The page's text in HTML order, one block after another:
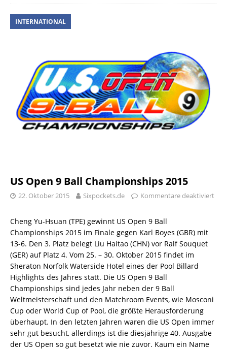
INTERNATIONAL
US Open 9 Ball Championships 2015
22. Oktober 2015 Sixpockets.de Kommentare deaktiviert
Cheng Yu-Hsuan (TPE) gewinnt US Open 9 Ball
Championships 2015 im Finale gegen Karl Boyes (GBR) mit
13-6. Den 3. Platz belegt Liu Haitao (CHN) vor Ralf Souquet
(GER) auf Platz 4. Vom 25. – 30. Oktober 2015 findet im
Sheraton Norfolk Waterside Hotel eines der Pool Billard
Highlights des Jahres statt. Die US Open 9 Ball
Championships sind jedes Jahr neben der 9 Ball
Weltmeisterschaft und den Matchroom Events, wie Mosconi
Cup oder World Cup of Pool, die größte Herausforderung
überhaupt. In den letzten Jahren waren die US Open immer
sehr gut besucht, allerdings ist die diesjährige 40. Ausgabe
der US Open so gut besetzt wie nie zuvor. Kaum ein Name